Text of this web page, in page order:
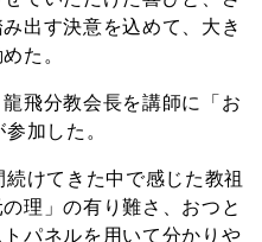
出す決意を込めて、大き
た。
飛分教会長を講師に「お
加した。
けてきた中で感じた教祖
理」の有り難さ、おつと
パネルを用いて分かりや